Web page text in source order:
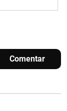
Comentar